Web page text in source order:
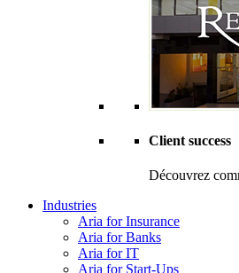
Client success
Découvrez
Industries
Aria for Insurance
Aria for Banks
Aria for IT
Aria for Start-Ups